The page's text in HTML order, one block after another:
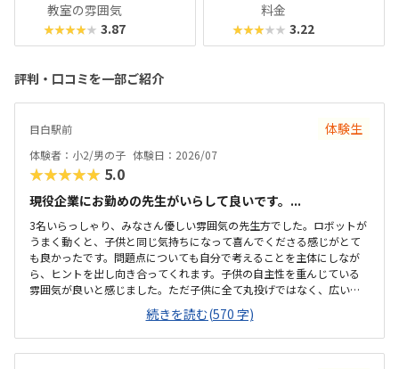
教室の雰囲気
★★★★★ 3.87
料金
★★★★★ 3.22
評判・口コミを一部ご紹介
目白駅前 体験生
体験者：小2/男の子 体験日：2026/07
★★★★★ 5.0
現役企業にお勤めの先生がいらして良いです。...
3名いらっしゃり、みなさん優しい雰囲気の先生方でした。ロボットが
うまく動くと、子供と同じ気持ちになって喜んでくださる感じがとて
も良かったです。問題点についても自分で考えることを主体にしなが
ら、ヒントを出し向き合ってくれます。子供の自主性を重んじている
雰囲気が良いと感じました。ただ子供に全て丸投げではなく、広い机
の上に「教科書とキットをどこに置いたらやりやすいかな？」と声を
かけてくださり、そこから自分で考えていました。ロボット作りもヒ
ントをいただきながら、自分で教科書を読んで作り上げていました。
駅近くですが、静かな環境です。急な坂道があるので、暑い夏など、重
続きを読む(570 字)